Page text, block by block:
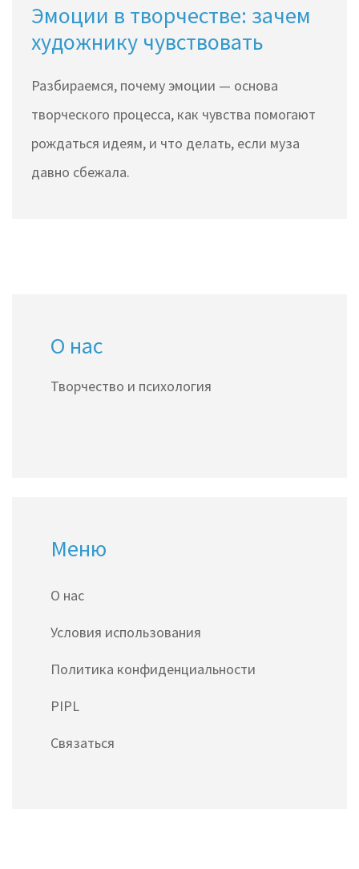
Эмоции в творчестве: зачем
художнику чувствовать
Разбираемся, почему эмоции — основа
творческого процесса, как чувства помогают
рождаться идеям, и что делать, если муза
давно сбежала.
О нас
Творчество и психология
Меню
О нас
Условия использования
Политика конфиденциальности
PIPL
Связаться